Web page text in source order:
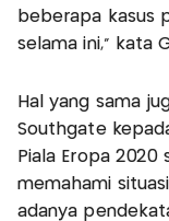
beberapa kasus
selama ini,” kata
Hal yang sama
Southgate
Piala Eropa
memahami
adanya